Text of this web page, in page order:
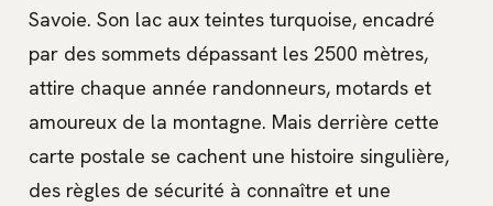
Savoie. Son lac aux teintes turquoise, encadré
par des sommets dépassant les 2500 mètres,
attire chaque année randonneurs, motards et
amoureux de la montagne. Mais derrière cette
carte postale se cachent une histoire singulière,
des règles de sécurité à connaître et une